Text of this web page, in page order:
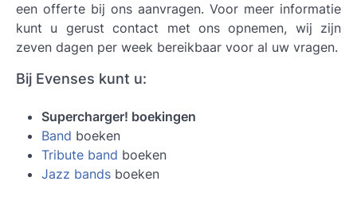
een offerte bij ons aanvragen. Voor meer informatie
kunt u gerust contact met ons opnemen, wij zijn
zeven dagen per week bereikbaar voor al uw vragen.
Bij Evenses kunt u:
Supercharger! boekingen
Band boeken
Tribute band boeken
Jazz bands boeken